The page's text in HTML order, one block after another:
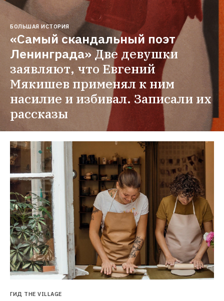
БОЛЬШАЯ ИСТОРИЯ
«Самый скандальный поэт
Ленинграда»Две девушки
заявляют, что Евгений
Мякишев применял к ним
насилие и избивал. Записали их
рассказы
ГИД THE VILLAGE